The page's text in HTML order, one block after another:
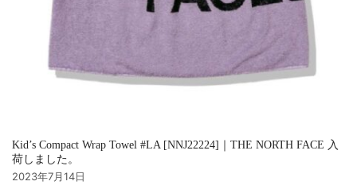
Kid’s Compact Wrap Towel #LA [NNJ22224]｜THE NORTH FACE 入
荷しました。
2023年7月14日